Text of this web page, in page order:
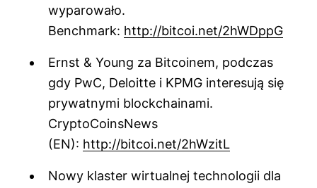
wyparowało.
Benchmark: http://bitcoi.net/2hWDppG
Ernst & Young za Bitcoinem, podczas
gdy PwC, Deloitte i KPMG interesują się
prywatnymi blockchainami.
CryptoCoinsNews
(EN): http://bitcoi.net/2hWzitL
Nowy klaster wirtualnej technologii dla